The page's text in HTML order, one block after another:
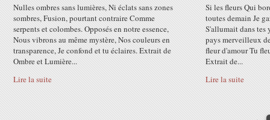
Nulles ombres sans lumières, Ni éclats sans zones
sombres, Fusion, pourtant contraire Comme
serpents et colombes. Opposés en notre essence,
Nous vibrons au même mystère, Nos couleurs en
transparence, Je confond et tu éclaires. Extrait de
Ombre et Lumière...
Lire la suite
Si les fleurs Qui
toutes demain Je
S'allumait dans tes
pays merveilleux
fleur d'amour Tu
Extrait de...
Lire la suite